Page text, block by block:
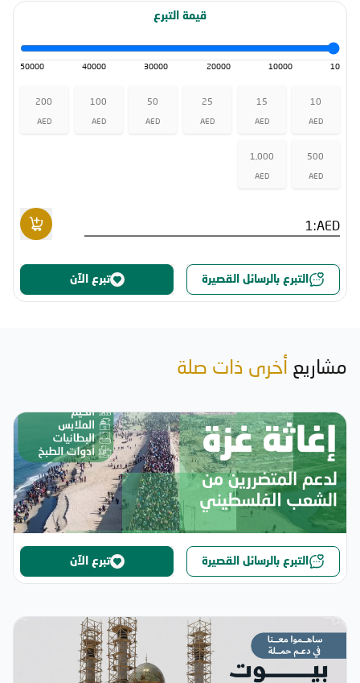
قيمة التبرع
10
10000
20000
30000
40000
50000
10
AED
15
AED
25
AED
50
AED
100
AED
200
AED
500
AED
1,000
AED
AED:
التبرع بالرسائل القصيرة تبرع الآن
مشاريع أخرى ذات صلة
التبرع بالرسائل القصيرة تبرع الآن